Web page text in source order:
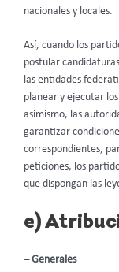
nacionales y locales.
Así, cuando los
postular
las entidades
planear y ejecutar
asimismo, las
garantizar
correspondientes,
peticiones, los
que dispongan las
e)
– Generales